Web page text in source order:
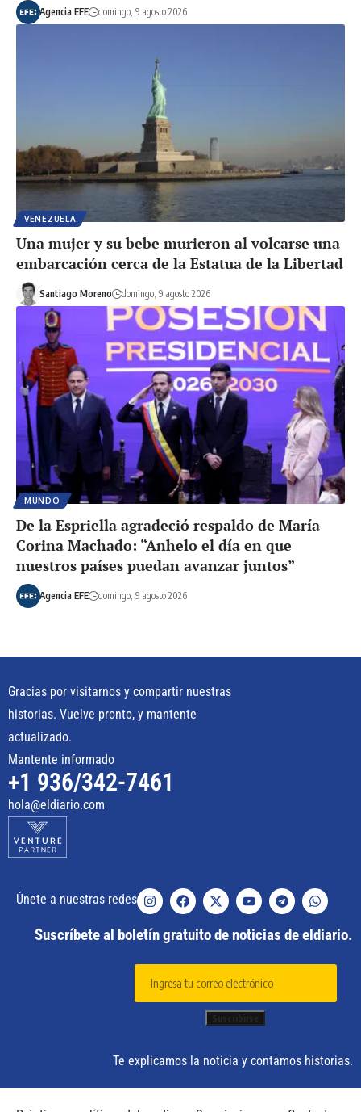
Agencia EFE domingo, 9 agosto 2026
VENEZUELA
Una mujer y su bebe murieron al volcarse una
embarcación cerca de la Estatua de la Libertad
Santiago Moreno domingo, 9 agosto 2026
MUNDO
De la Espriella agradeció respaldo de María
Corina Machado: “Anhelo el día en que
nuestros países puedan avanzar juntos”
Agencia EFE domingo, 9 agosto 2026
Gracias por visitarnos y compartir nuestras
historias. Vuelve pronto, y mantente
actualizado.
Mantente informado
+1 936/342-7461
hola@eldiario.com
Únete a nuestras redes
Suscríbete al boletín gratuito de noticias de eldiario.
Te explicamos la noticia y contamos historias.